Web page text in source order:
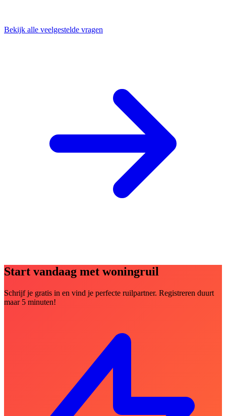
Bekijk alle veelgestelde vragen
Start vandaag met woningruil
Schrijf je gratis in en vind je perfecte ruilpartner. Registreren duurt
maar 5 minuten!